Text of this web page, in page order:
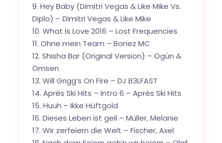
9. Hey Baby (Dimitri Vegas & Like Mike Vs.
Diplo) – Dimitri Vegas & Like Mike
10. What Is Love 2016 – Lost Frequencies
11. Ohne mein Team – Bonez MC
12. Shisha Bar (Original Version) – Ogün &
Ömsen
13. Will Grigg’s On Fire – DJ B3LFAST
14. Après Ski Hits – Intro 6 – Après Ski Hits
15. Huuh – Ikke Hüftgold
16. Dieses Leben ist geil – Müller, Melanie
17. Wir zerfeiern die Welt – Fischer, Axel